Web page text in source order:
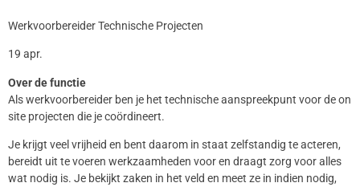
Werkvoorbereider Technische Projecten
19 apr.
Over de functie
Als werkvoorbereider ben je het technische aanspreekpunt voor de on
site projecten die je coördineert.
Je krijgt veel vrijheid en bent daarom in staat zelfstandig te acteren,
bereidt uit te voeren werkzaamheden voor en draagt zorg voor alles
wat nodig is. Je bekijkt zaken in het veld en meet ze in indien nodig,